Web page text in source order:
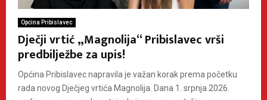
Općina Pribislavec
Dječji vrtić „Magnolija“ Pribislavec vrši
predbilježbe za upis!
Općina Pribislavec napravila je važan korak prema početku
rada novog Dječjeg vrtića Magnolija. Dana 1. srpnja 2026.